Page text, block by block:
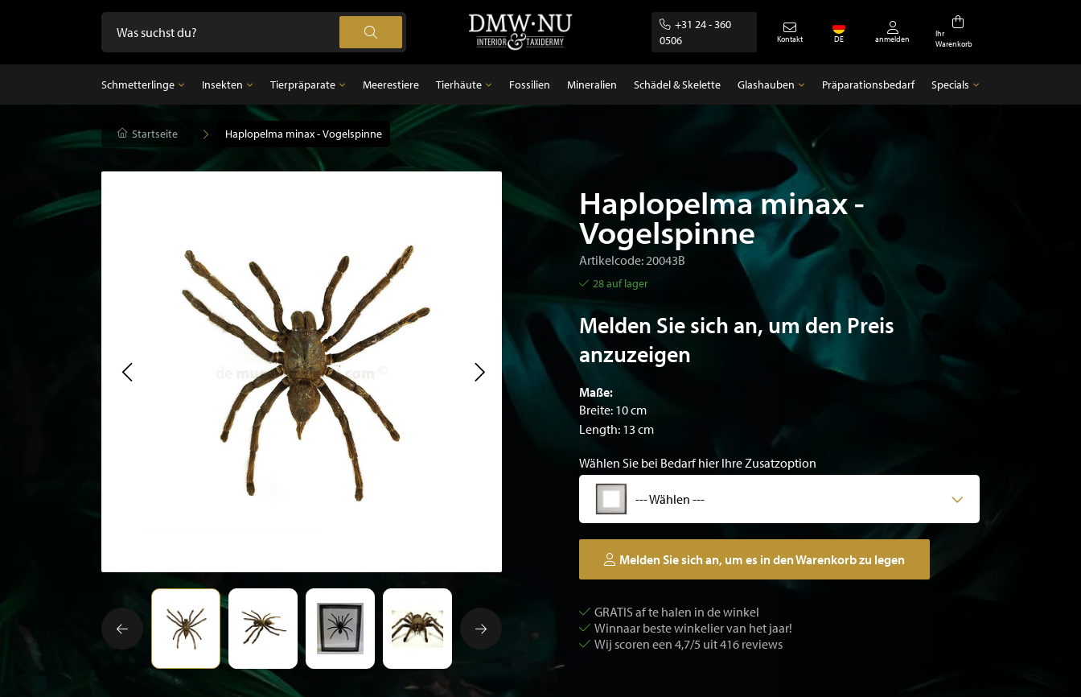
+31 24 - 360
0506
Kontakt DE anmelden
Ihr
Warenkorb
Schmetterlinge
Schmetterlinge
Präparierte Schmetterlinge im Rahmen
Schmetterlinge im Glasglocke
Insekten
Insekten
Unpräparierte Insekten
Tierpräparate
Tierpräparate
Ausgestopfter Vogel
Ausgestopfter Säugetiere
Meerestiere Tierhäute
Federn
Fossilien Mineralien Schädel & Skelette Glashauben
Glashauben
Leere Glocken
Präparationsbedarf Specials
Startseite Haplopelma minax - Vogelspinne
Haplopelma minax -
Vogelspinne
Artikelcode: 20043B
28 auf lager
Melden Sie sich an, um den Preis
anzuzeigen
Maße:
Breite: 10 cm
Length: 13 cm
Wählen Sie bei Bedarf hier Ihre Zusatzoption
--- Wählen ---
Melden Sie sich an, um es in den Warenkorb zu legen
GRATIS af te halen in de winkel
Winnaar beste winkelier van het jaar!
Wij scoren een 4,7/5 uit 416 reviews